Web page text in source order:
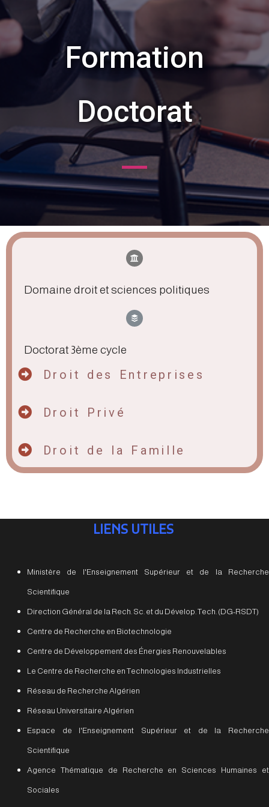
Formation
Doctorat
Domaine droit et sciences politiques
Doctorat 3ème cycle
Droit des Entreprises
Droit Privé
Droit de la Famille
LIENS UTILES
Ministère de l'Enseignement Supérieur et de la Recherche
Scientifique
Direction Général de la Rech. Sc. et du Dévelop. Tech. (DG-RSDT)
Centre de Recherche en Biotechnologie
Centre de Développement des Énergies Renouvelables
Le Centre de Recherche en Technologies Industrielles
Réseau de Recherche Algérien
Réseau Universitaire Algérien
Espace de l'Enseignement Supérieur et de la Recherche
Scientifique
Agence Thématique de Recherche en Sciences Humaines et
Sociales